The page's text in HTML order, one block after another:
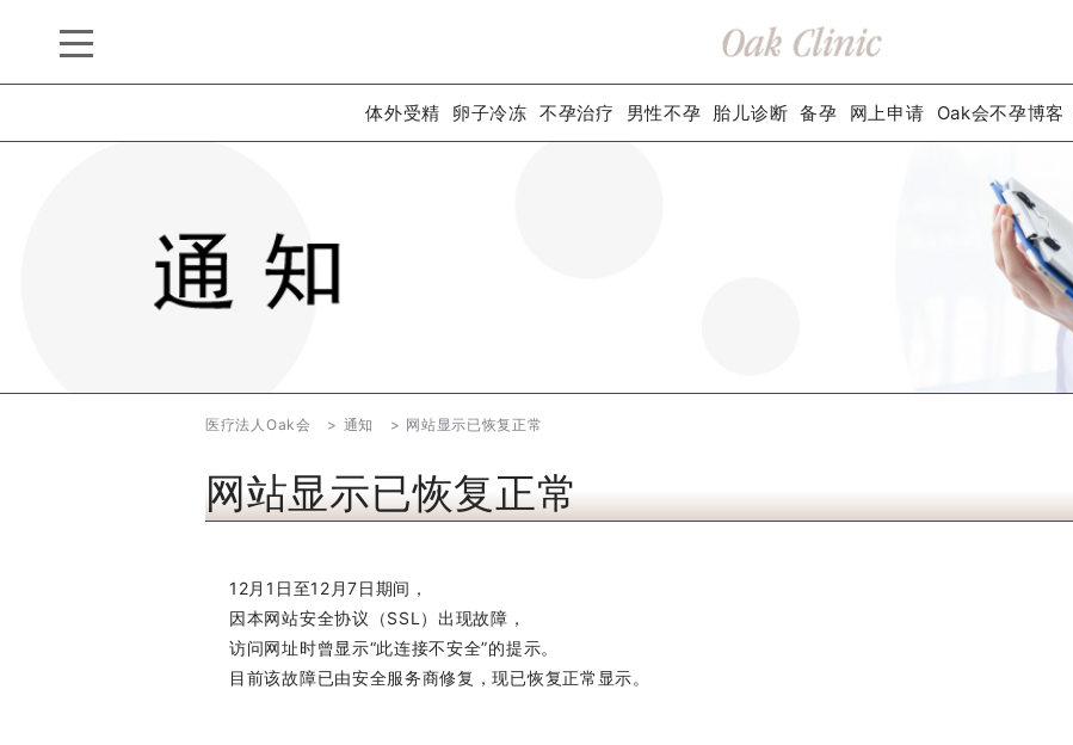
体外受精 卵子冷冻 不孕治疗 男性不孕 胎儿诊断 备孕 网上申请 Oak会不孕博客
医疗法人Oak会 通知 网站显示已恢复正常
网站显示已恢复正常
12月1日至12月7日期间，
因本网站安全协议（SSL）出现故障，
访问网址时曾显示“此连接不安全”的提示。
目前该故障已由安全服务商修复，现已恢复正常显示。